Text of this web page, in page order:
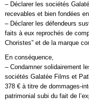
– Déclarer les sociétés
recevables et bien fondées
– Déclarer les défendeurs
faits à eux reprochés de
Choristes” et de la marque
En conséquence,
– Condamner solidairement
sociétés Galatée Films et
378 € à titre de dommages-
patrimonial subi du fait de